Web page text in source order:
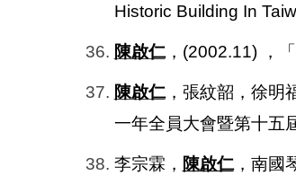
Historic Building In
36. 陳啟仁，(2002.11) ，
37. 陳啟仁，張紋韶，徐明
一年全員大會暨第十五
38. 李宗霖， 陳啟仁，南國